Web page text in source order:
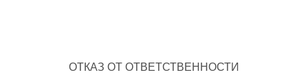
ОТКАЗ ОТ ОТВЕТСТВЕННОСТИ